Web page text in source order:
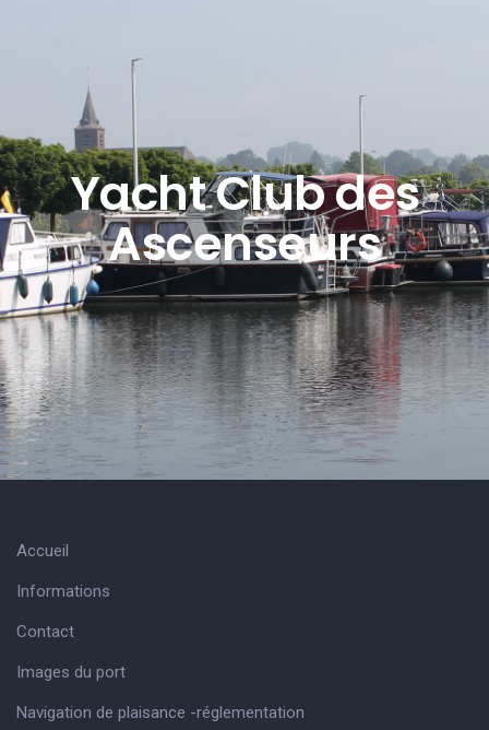
Yacht Club des
Ascenseurs
Accueil
Informations
Contact
Images du port
Navigation de plaisance -réglementation